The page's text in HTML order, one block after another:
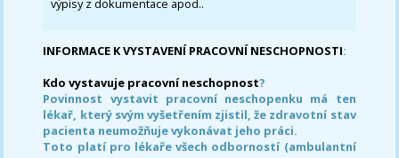
výpisy z dokumentace apod..
INFORMACE K VYSTAVENÍ PRACOVNÍ NESCHOPNOSTI:
Kdo vystavuje pracovní neschopnost?
Povinnost vystavit pracovní neschopenku má ten
lékař, který svým vyšetřením zjistil, že zdravotní stav
pacienta neumožňuje vykonávat jeho práci.
Toto platí pro lékaře všech odborností (ambulantní